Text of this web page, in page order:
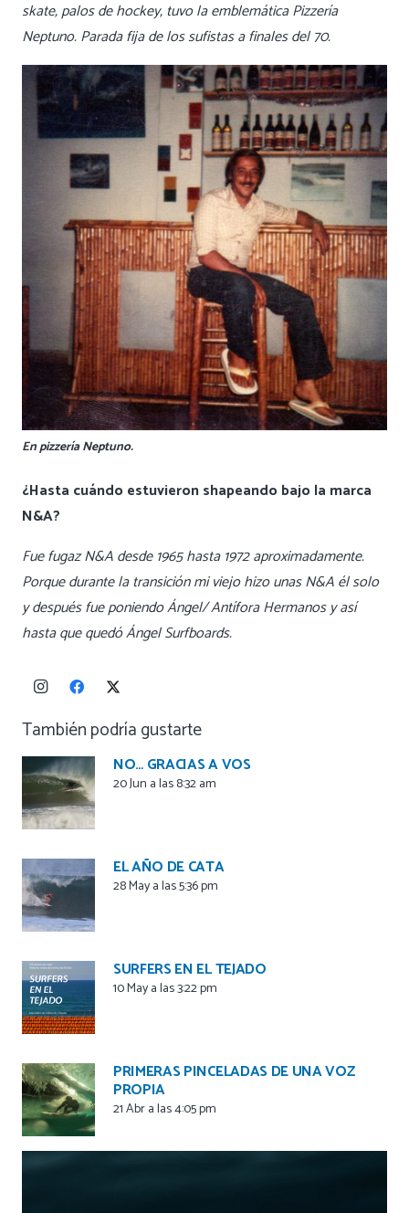
skate, palos de hockey, tuvo la emblemática Pizzería
Neptuno. Parada fija de los sufistas a finales del 70.
En pizzería Neptuno.
¿Hasta cuándo estuvieron shapeando bajo la marca
N&A?
Fue fugaz N&A desde 1965 hasta 1972 aproximadamente.
Porque durante la transición mi viejo hizo unas N&A él solo
y después fue poniendo Ángel/ Antífora Hermanos y así
hasta que quedó Ángel Surfboards.
También podría gustarte
NO… GRACIAS A VOS
20 Jun a las 8:32 am
EL AÑO DE CATA
28 May a las 5:36 pm
SURFERS EN EL TEJADO
10 May a las 3:22 pm
PRIMERAS PINCELADAS DE UNA VOZ
PROPIA
21 Abr a las 4:05 pm